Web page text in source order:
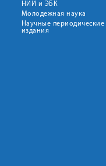
НИИ и ЭБК
Молодежная наука
Научные периодические
издания